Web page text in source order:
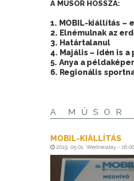
A MŰSOR HOSSZA:
1. MOBIL-kiállítás –
2. Elnémulnak az
3. Határtalanul
4. Majális – idén is
5. Anya a
6. Regionális
A MŰSOR
MOBIL-KIÁLLÍTÁS
2019. 05 01. Wednesday - 18:00